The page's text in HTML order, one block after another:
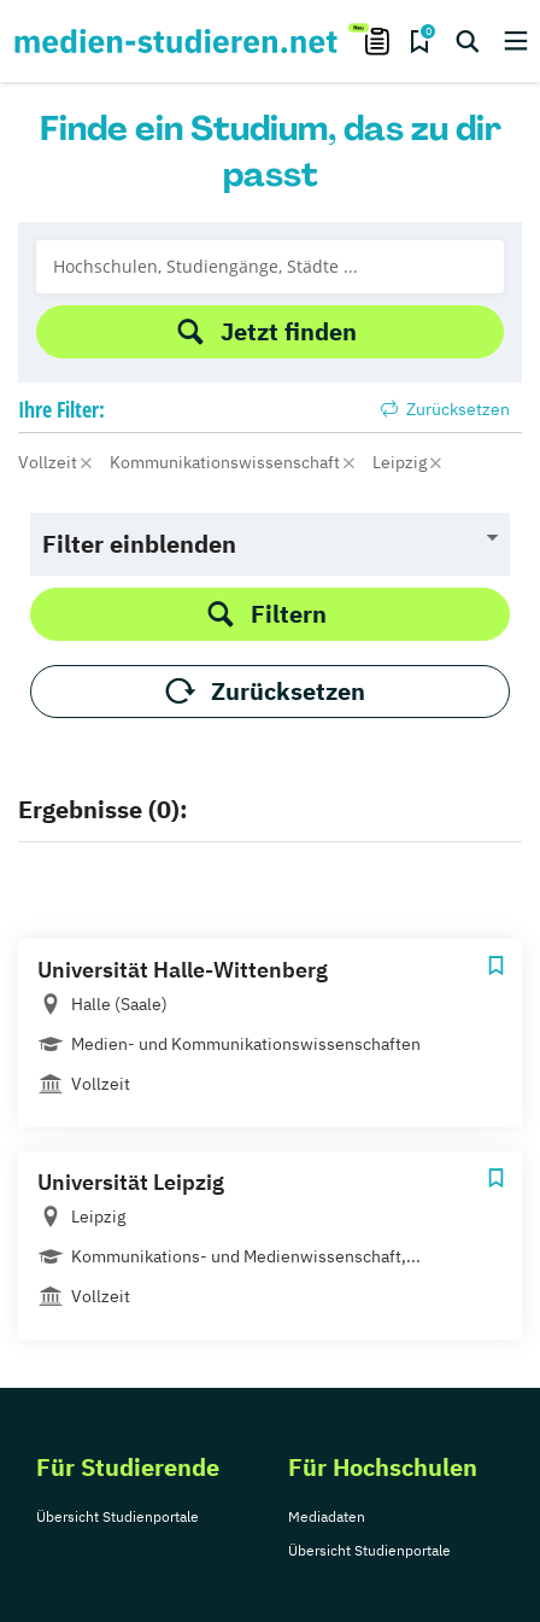
0
Finde ein Studium, das zu dir
passt
Jetzt finden
Ihre Filter: Zurücksetzen
Vollzeit Kommunikationswissenschaft Leipzig
Filter einblenden
Filtern
Zurücksetzen
Ergebnisse (0):
Universität Halle-Wittenberg
Halle (Saale)
Medien- und Kommunikationswissenschaften
Vollzeit
Universität Leipzig
Leipzig
Kommunikations- und Medienwissenschaft,...
Vollzeit
Für Studierende
Übersicht Studienportale
Für Hochschulen
Mediadaten
Übersicht Studienportale